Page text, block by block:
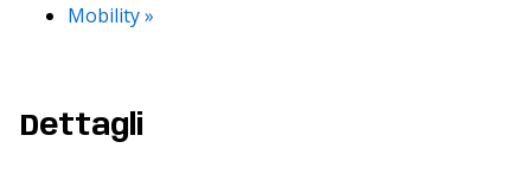
Mobility»
Dettagli